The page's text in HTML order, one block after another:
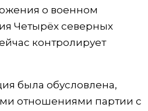
о военном
Четырёх северных
контролирует
была обусловлена,
отношениями партии с